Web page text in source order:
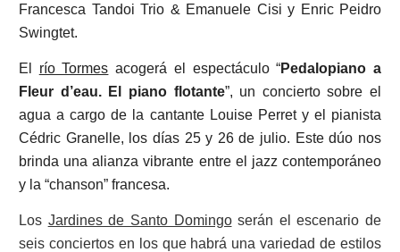
Francesca Tandoi Trio & Emanuele Cisi y Enric Peidro
Swingtet.
El río Tormes acogerá el espectáculo “Pedalopiano a
Fleur d’eau. El piano flotante”, un concierto sobre el
agua a cargo de la cantante Louise Perret y el pianista
Cédric Granelle, los días 25 y 26 de julio. Este dúo nos
brinda una alianza vibrante entre el jazz contemporáneo
y la “chanson” francesa.
Los Jardines de Santo Domingoserán el escenario de
seis conciertos en los que habrá una variedad de estilos